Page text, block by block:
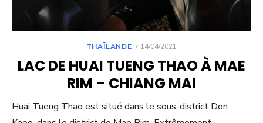
THAÏLANDE
POSTED
14/04/2021
LAC DE HUAI TUENG THAO À MAE
RIM – CHIANG MAI
Huai Tueng Thao est situé dans le sous-district Don